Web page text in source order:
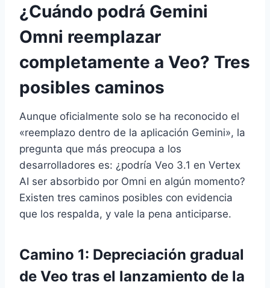
¿Cuándo podrá Gemini
Omni reemplazar
completamente a Veo? Tres
posibles caminos
Aunque oficialmente solo se ha reconocido el
«reemplazo dentro de la aplicación Gemini», la
pregunta que más preocupa a los
desarrolladores es: ¿podría Veo 3.1 en Vertex
AI ser absorbido por Omni en algún momento?
Existen tres caminos posibles con evidencia
que los respalda, y vale la pena anticiparse.
Camino 1: Depreciación gradual
de Veo tras el lanzamiento de la